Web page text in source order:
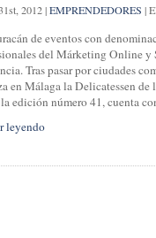
2012|EMPRENDEDORES |
de eventos con
del Márketing Online y
Tras pasar por ciudades
en Málaga la Delicatessen
la edición número 41, cuenta
leyendo